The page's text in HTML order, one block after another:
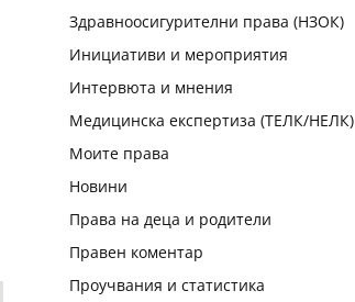
Здравноосигурителни права (НЗОК)
Инициативи и мероприятия
Интервюта и мнения
Медицинска експертиза (ТЕЛК/НЕЛК)
Моите права
Новини
Права на деца и родители
Правен коментар
Проучвания и статистика